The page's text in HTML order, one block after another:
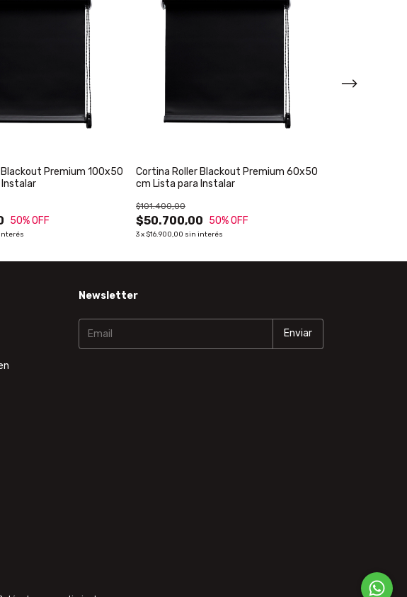
Premium 100x50
50% OFF
Cortina Roller Blackout Premium 60x50
cm Lista para Instalar
$50.700,00
$101.400,00
50% OFF
3x $16.900,00 sin interés
Newsletter